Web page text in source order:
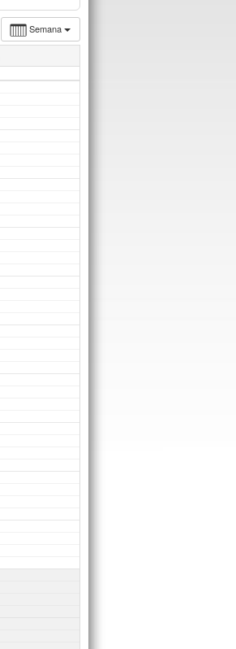
Semana